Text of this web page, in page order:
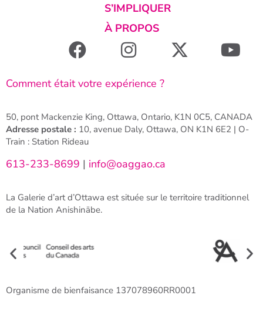
S’IMPLIQUER
À PROPOS
Comment était votre expérience ?
50, pont Mackenzie King, Ottawa, Ontario, K1N 0C5, CANADA
Adresse postale : 10, avenue Daly, Ottawa, ON K1N 6E2 | O-
Train : Station Rideau
613-233-8699 | info@oaggao.ca
La Galerie d’art d’Ottawa est située sur le territoire traditionnel
de la Nation Anishinābe.
Organisme de bienfaisance 137078960RR0001